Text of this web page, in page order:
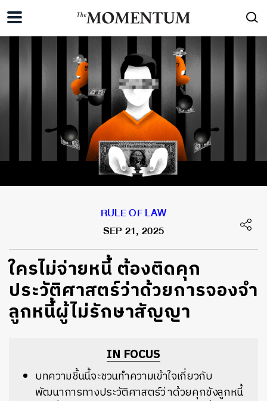
RULE OF LAW
SEP 21, 2025
ใครไม่จ่ายหนี้ ต้องติดคุก
ประวัติศาสตร์ว่าด้วยการจองจำ
ลูกหนี้ผู้ไม่รักษาสัญญา
IN FOCUS
บทความชิ้นนี้จะชวนทำความเข้าใจเกี่ยวกับ
พัฒนาการทางประวัติศาสตร์ว่ าด้วยคุกขังลูกหนี้